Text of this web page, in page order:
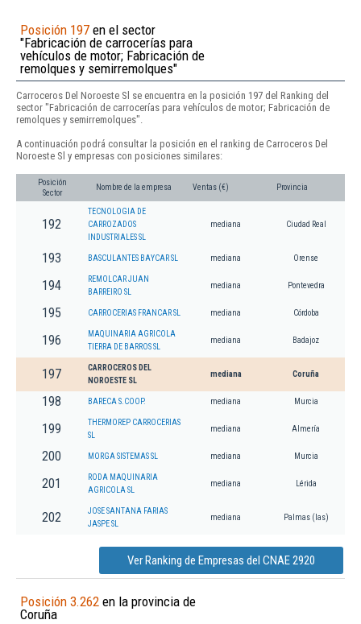
Posición 197 en el sector
"Fabricación de carrocerías para
vehículos de motor; Fabricación de
remolques y semirremolques"
Carroceros Del Noroeste Sl se encuentra en la posición 197 del Ranking del
sector "Fabricación de carrocerías para vehículos de motor; Fabricación de
remolques y semirremolques".
A continuación podrá consultar la posición en el ranking de Carroceros Del
Noroeste Sl y empresas con posiciones similares:
Posición
Sector
Nombre de la empresa Ventas (€) Provincia
192
TECNOLOGIA DE
CARROZADOS
INDUSTRIALES SL
mediana Ciudad Real
193 BASCULANTES BAYCAR SL mediana Orense
194
REMOLCAR JUAN
BARREIRO SL
mediana Pontevedra
195 CARROCERIAS FRANCAR SL mediana Córdoba
196
MAQUINARIA AGRICOLA
TIERRA DE BARROS SL
mediana Badajoz
197
CARROCEROS DEL
NOROESTE SL
mediana Coruña
198 BARECA S.COOP. mediana Murcia
199
THERMOREP CARROCERIAS
SL
mediana Almería
200 MORGA SISTEMAS SL mediana Murcia
201
RODA MAQUINARIA
AGRICOLA SL
mediana Lérida
202
JOSE SANTANA FARIAS
JASPE SL
mediana Palmas (las)
Ver Ranking de Empresas del CNAE 2920
Posición 3.262 en la provincia de
Coruña